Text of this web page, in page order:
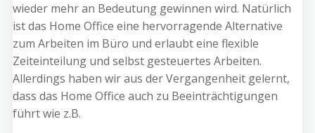
wieder mehr an Bedeutung gewinnen wird. Natürlich
ist das Home Office eine hervorragende Alternative
zum Arbeiten im Büro und erlaubt eine flexible
Zeiteinteilung und selbst gesteuertes Arbeiten.
Allerdings haben wir aus der Vergangenheit gelernt,
dass das Home Office auch zu Beeinträchtigungen
führt wie z.B.